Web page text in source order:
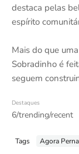
destaca pelas
espírito
Mais do que
Sobradinho é
seguem
Destaques
6/trending/recent
Tags Agora